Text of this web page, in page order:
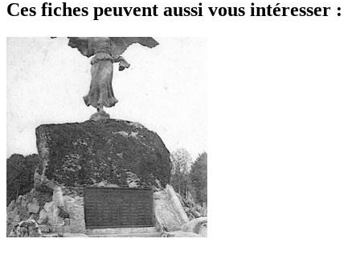
Ces fiches peuvent aussi vous intéresser :